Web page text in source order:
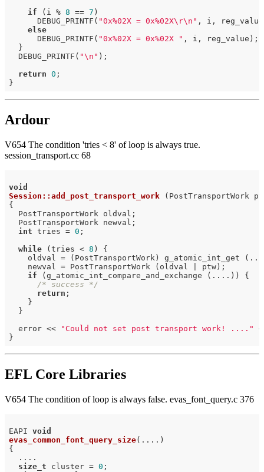
if (i % 8 == 7 )
      DEBUG_PRINTF(
"0x%02X = 0x%02X\r\n" , i,
else
      DEBUG_PRINTF(
"0x%02X = 0x%02X " , i, reg_value);
  }
  DEBUG_PRINTF(
"\n" );
return 0 ;
Ardour
V654 The condition 'tries < 8' of loop is always true.
session_transport.cc 68
void
Session::add_post_transport_work
(PostTransportWork
{
  PostTransportWork oldval;
  PostTransportWork newval;
int tries = 0 ;
while (tries < 8 ) {
oldval = (PostTransportWork) g_atomic_int_get
    newval = PostTransportWork (oldval | ptw);
if (g_atomic_int_compare_and_exchange (....)) {
/* success */
return ;
    }
  }
  error <<
"Could not set post transport work! ...."
EFL Core Libraries
V654 The condition of loop is always false. evas_font_query.c 376
EAPI void
evas_common_font_query_size(....)
{
  ....
size_t cluster = 0 ;